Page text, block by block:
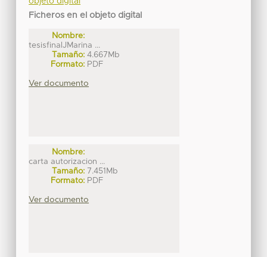
Ficheros en el objeto digital
Nombre:
tesisfinalJMarina ...
Tamaño: 4.667Mb
Formato: PDF
Ver documento
Nombre:
carta autorizacion ...
Tamaño: 7.451Mb
Formato: PDF
Ver documento